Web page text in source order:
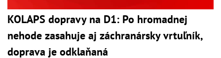
KOLAPS dopravy na D1: Po hromadnej
nehode zasahuje aj záchranársky vrtuľník,
doprava je odklaňaná